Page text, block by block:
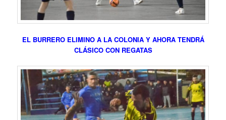
EL BURRERO ELIMINO A LA COLONIA Y AHORA TENDRÁ
CLÁSICO CON REGATAS